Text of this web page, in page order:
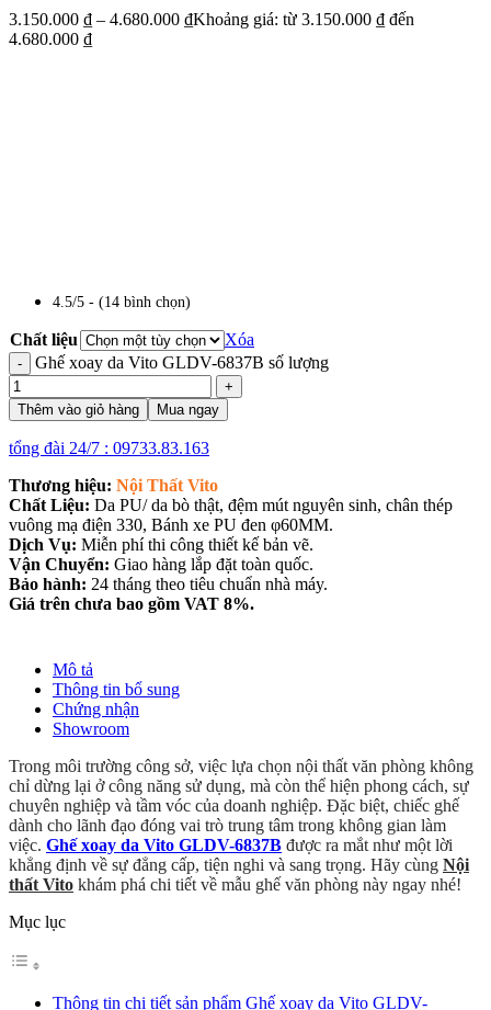
3.150.000 ₫ – 4.680.000 ₫Khoảng giá: từ 3.150.000 ₫ đến
4.680.000 ₫
4.5/5 - (14 bình chọn)
Chất liệu
Xóa
Ghế xoay da Vito GLDV-6837B số lượng
Thêm vào giỏ hàng Mua ngay
tổng đài 24/7 : 09733.83.163
Thương hiệu: Nội Thất Vito
Chất Liệu: Da PU/ da bò thật, đệm mút nguyên sinh, chân thép
vuông mạ điện 330, Bánh xe PU đen φ60MM.
Dịch Vụ: Miễn phí thi công thiết kế bản vẽ.
Vận Chuyển: Giao hàng lắp đặt toàn quốc.
Bảo hành: 24 tháng theo tiêu chuẩn nhà máy.
Giá trên chưa bao gồm VAT 8%.
Mô tả
Thông tin bổ sung
Chứng nhận
Showroom
Trong môi trường công sở, việc lựa chọn nội thất văn phòng không
chỉ dừng lại ở công năng sử dụng, mà còn thể hiện phong cách, sự
chuyên nghiệp và tầm vóc của doanh nghiệp. Đặc biệt, chiếc ghế
dành cho lãnh đạo đóng vai trò trung tâm trong không gian làm
việc. Ghế xoay da Vito GLDV-6837B được ra mắt như một lời
khẳng định về sự đẳng cấp, tiện nghi và sang trọng. Hãy cùng Nội
thất Vito khám phá chi tiết về mẫu ghế văn phòng này ngay nhé!
Mục lục
Thông tin chi tiết sản phẩm Ghế xoay da Vito GLDV-